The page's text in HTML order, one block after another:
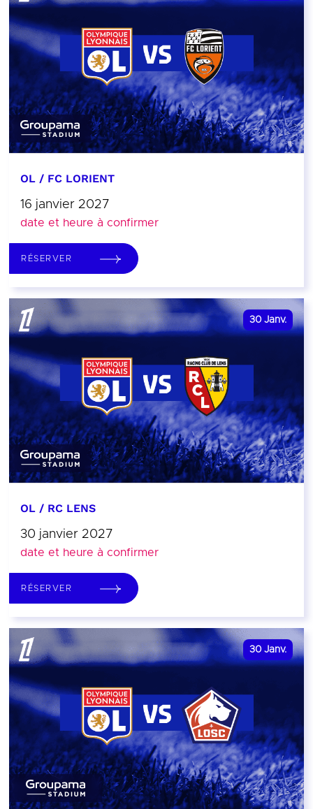
OL / FC LORIENT
16 janvier 2027
date et heure à confirmer
RÉSERVER
30 Janv.
OL / RC LENS
30 janvier 2027
date et heure à confirmer
RÉSERVER
30 Janv.